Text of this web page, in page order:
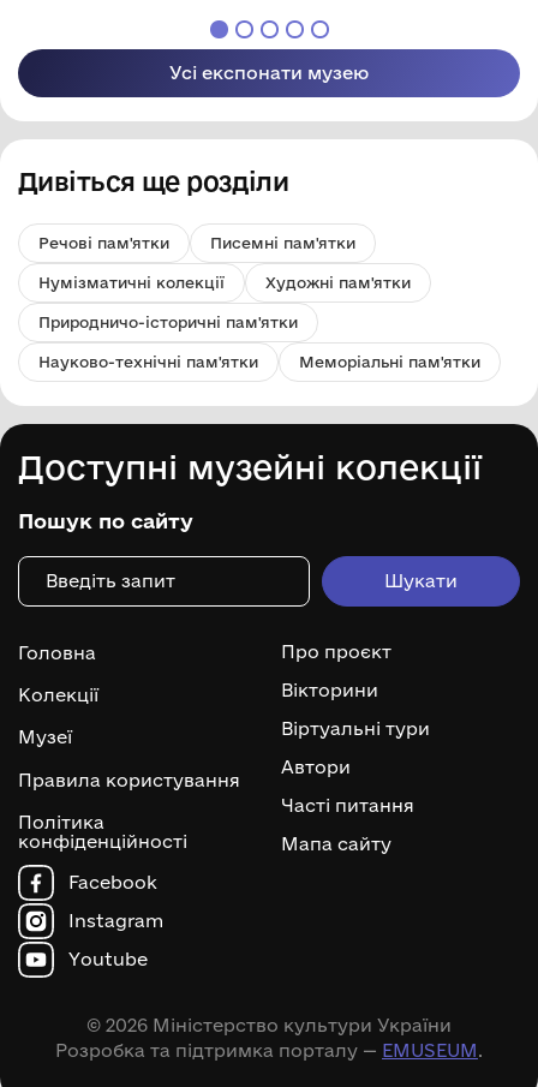
Усі експонати музею
Дивіться ще розділи
Речові пам'ятки Писемні пам'ятки
Нумізматичні колекції Художні пам'ятки
Природничо-історичні пам'ятки
Науково-технічні пам'ятки Меморіальні пам'ятки
Доступні музейні колекції
Пошук по сайту
Головна
Колекції
Музеї
Правила користування
Політика
конфіденційності
Про проєкт
Вікторини
Віртуальні тури
Автори
Часті питання
Мапа сайту
Facebook
Instagram
Youtube
© 2026 Міністерство культури України
Розробка та підтримка порталу — EMUSEUM.